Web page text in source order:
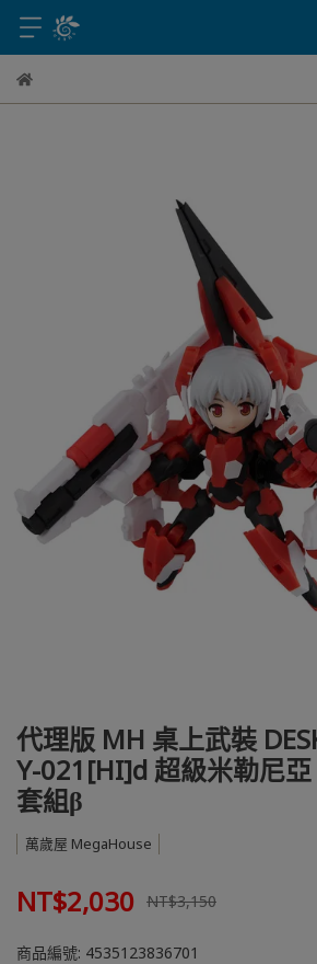
代理版 MH 桌上武裝
Y-021[HI]d 超級米勒尼
套組β
萬歲屋 MegaHouse
NT$2,030 NT$3,150
商品編號: 4535123836701